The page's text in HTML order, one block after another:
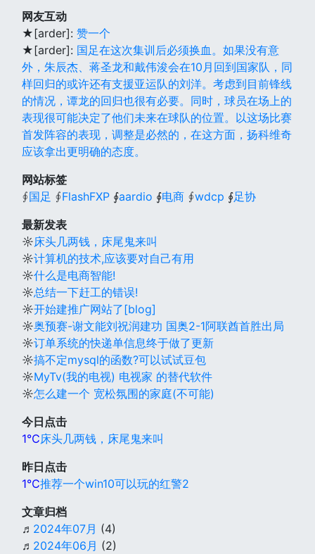
网友互动
★[arder]: 赞一个
★[arder]: 国足在这次集训后必须换血。如果没有意
外，朱辰杰、蒋圣龙和戴伟浚会在10月回到国家队，同
样回归的或许还有支援亚运队的刘洋。考虑到目前锋线
的情况，谭龙的回归也很有必要。同时，球员在场上的
表现很可能决定了他们未来在球队的位置。以这场比赛
首发阵容的表现，调整是必然的，在这方面，扬科维奇
应该拿出更明确的态度。
网站标签
∮国足 ∮FlashFXP ∮aardio ∮电商 ∮wdcp ∮足协
最新发表
☼床头几两钱，床尾鬼来叫
☼计算机的技术,应该要对自己有用
☼什么是电商智能!
☼总结一下赶工的错误!
☼开始建推广网站了[blog]
☼奥预赛-谢文能刘祝润建功 国奥2-1阿联酋首胜出局
☼订单系统的快递单信息终于做了更新
☼搞不定mysql的函数?可以试试豆包
☼MyTv(我的电视) 电视家 的替代软件
☼怎么建一个 宽松氛围的家庭(不可能)
今日点击
1℃床头几两钱，床尾鬼来叫
昨日点击
1℃推荐一个win10可以玩的红警2
文章归档
♬ 2024年07月 (4)
♬ 2024年06月 (2)